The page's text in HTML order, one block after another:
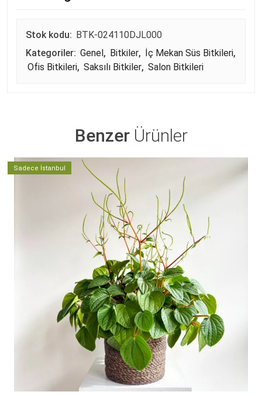
Stok kodu: BTK-024110DJL000
Kategoriler: Genel , Bitkiler, İç Mekan Süs Bitkileri,
Ofis Bitkileri, Saksılı Bitkiler, Salon Bitkileri
BenzerÜrünler
Sadece İstanbul